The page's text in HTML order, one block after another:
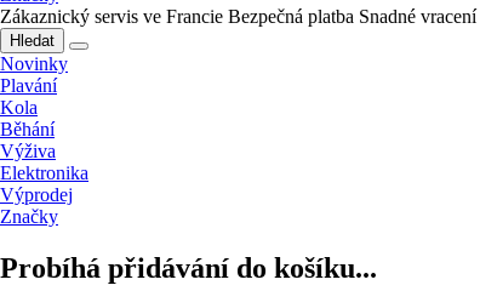
Zákaznický servis ve Francie Bezpečná platba Snadné vracení
Hledat
Novinky
Plavání
Kola
Běhání
Výživa
Elektronika
Výprodej
Značky
Probíhá přidávání do košíku...